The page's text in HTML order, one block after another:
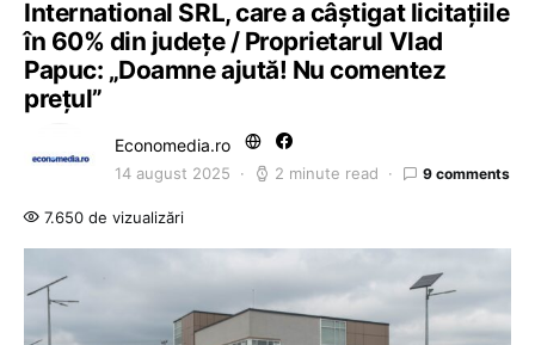
International SRL, care a câștigat licitațiile
în 60% din județe / Proprietarul Vlad
Papuc: „Doamne ajută! Nu comentez
prețul”
Economedia.ro
14 august 2025 2 minute read 9 comments
7.650 de vizualizări